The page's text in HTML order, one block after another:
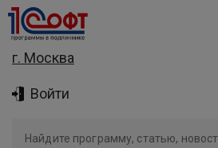
г. Москва
Войти